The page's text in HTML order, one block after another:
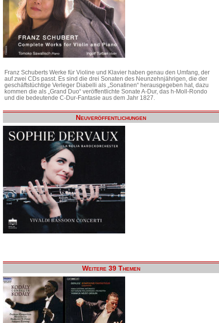
Franz Schuberts Werke für Violine und Klavier haben genau den Umfang, der
auf zwei CDs passt. Es sind die drei Sonaten des Neunzehnjährigen, die der
geschäftstüchtige Verleger Diabelli als „Sonatinen“ herausgegeben hat, dazu
kommen die als „Grand Duo“ veröffentlichte Sonate A-Dur, das h-Moll-Rondo
und die bedeutende C-Dur-Fantasie aus dem Jahr 1827.
Neuveröffentlichungen
Weitere 39 Themen